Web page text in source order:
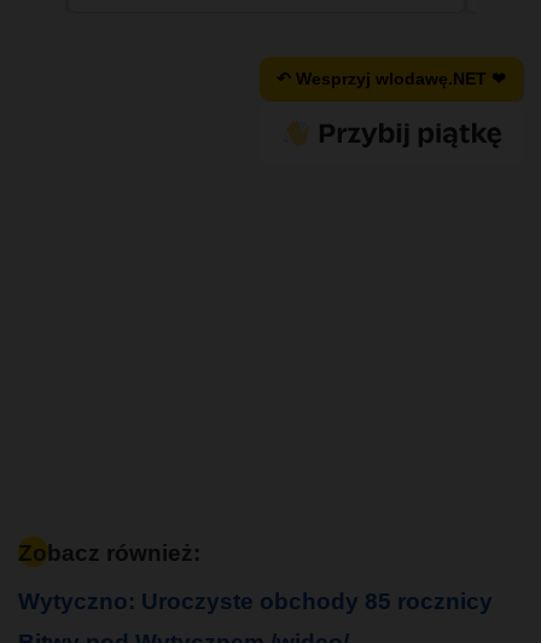
↶ Wesprzyj wlodawę.NET ❤
Zobacz również:
Wytyczno: Uroczyste obchody 85 rocznicy